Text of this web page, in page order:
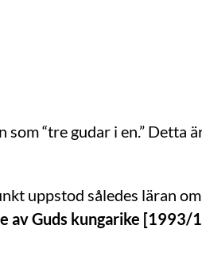
“tre gudar i en.” Detta
uppstod således läran
av Guds kungarike [1993/